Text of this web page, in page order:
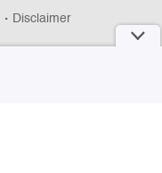
Disclaimer